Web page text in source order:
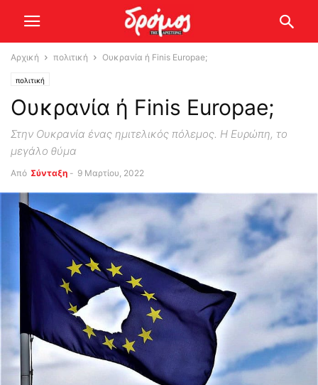
Αρχική πολιτική Ουκρανία ή Finis Europae;
πολιτική
Ουκρανία ή Finis Europae;
Στην Ουκρανία ένας ημιτελικός πόλεμος. Η Ευρώπη, το
μεγάλο θύμα
Από Σύνταξη - 9 Μαρτίου, 2022